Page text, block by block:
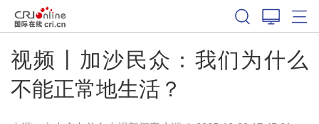
视频丨加沙民众：我们为什么
不能正常地生活？